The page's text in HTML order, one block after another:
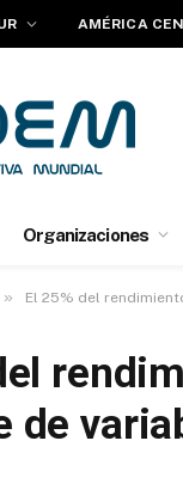
AMÉRICA
Organizaciones
» El 25% del
de